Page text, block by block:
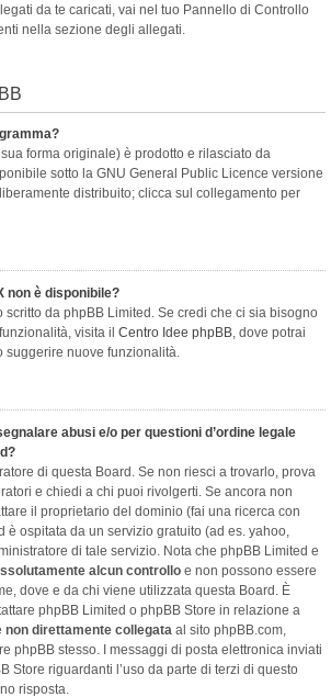
da te caricati, vai nel tuo Pannello di Controllo
nella sezione degli allegati.
forma originale) è prodotto e rilasciato da
sotto la GNU General Public Licence versione
distribuito; clicca sul collegamento per
non è disponibile?
scritto da phpBB Limited. Se credi che ci sia bisogno
visita il Centro Idee phpBB, dove potrai
suggerire nuove funzionalità.
abusi e/o per questioni d’ordine legale
di questa Board. Se non riesci a trovarlo, prova
e chiedi a chi puoi rivolgerti. Se ancora non
il proprietario del dominio (fai una ricerca con
è ospitata da un servizio gratuito (ad es. yahoo,
di tale servizio. Nota che phpBB Limited e
alcun controllo e non possono essere
dove e da chi viene utilizzata questa Board. È
phpBB Limited o phpBB Store in relazione a
non direttamente collegata al sito phpBB.com,
phpBB stesso. I messaggi di posta elettronica inviati
Store riguardanti l’uso da parte di terzi di questo
risposta.